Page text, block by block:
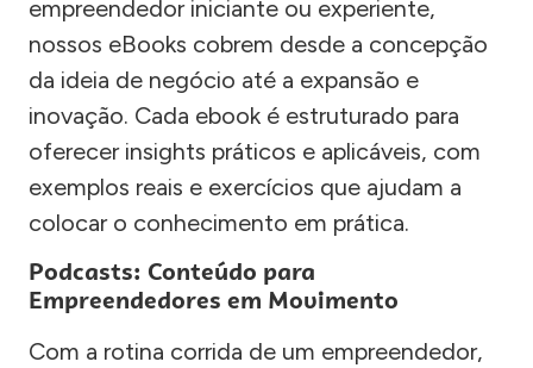
empreendedor iniciante ou experiente,
nossos eBooks cobrem desde a concepção
da ideia de negócio até a expansão e
inovação. Cada ebook é estruturado para
oferecer insights práticos e aplicáveis, com
exemplos reais e exercícios que ajudam a
colocar o conhecimento em prática.
Podcasts: Conteúdo para
Empreendedores em Movimento
Com a rotina corrida de um empreendedor,